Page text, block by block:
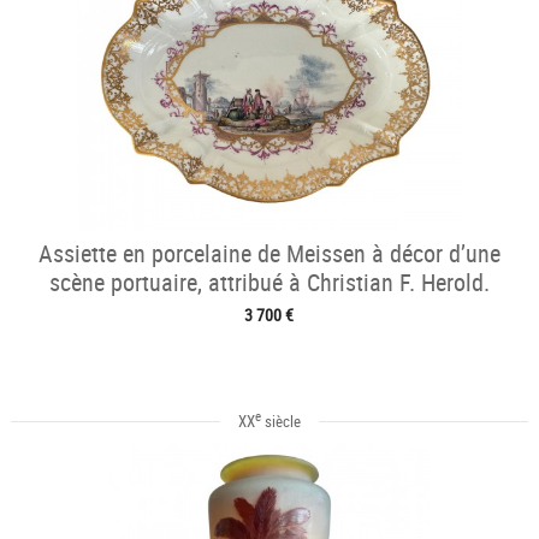
Assiette en porcelaine de Meissen à décor d’une
scène portuaire, attribué à Christian F. Herold.
3 700 €
XXesiècle